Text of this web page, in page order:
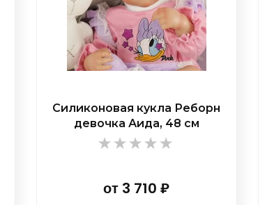
Силиконовая кукла Реборн
девочка Аида, 48 см
от 3 710 ₽